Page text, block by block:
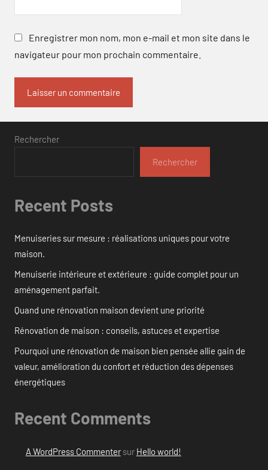
Enregistrer mon nom, mon e-mail et mon site dans le
navigateur pour mon prochain commentaire.
Rechercher
Rechercher
Recent Posts
Menuiseries sur mesure : réalisations uniques pour votre
maison.
Menuiserie intérieure et extérieure : guide complet pour un
aménagement parfait.
Quand une rénovation maison devient une priorité
Rénovation de maison : conseils, astuces et expertise
Pourquoi une rénovation de maison bien pensée allie gain de
valeur, amélioration du confort et réduction des dépenses
énergétiques
Recent Comments
A WordPress Commentersur Hello world!